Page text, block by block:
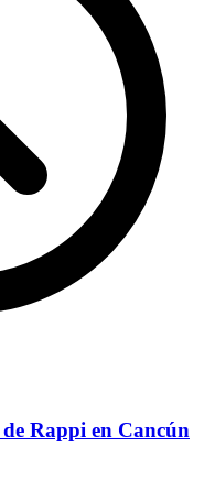
Rappi en Cancún